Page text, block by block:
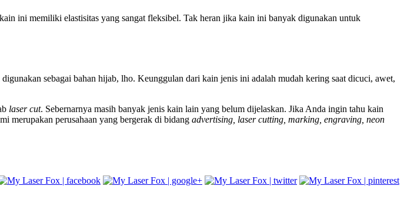
ini memiliki elastisitas yang sangat fleksibel. Tak heran jika kain ini banyak digunakan untuk
sebagai bahan hijab, lho. Keunggulan dari kain jenis ini adalah mudah kering saat dicuci, awet,
laser cut. Sebernarnya masih banyak jenis kain lain yang belum dijelaskan. Jika Anda ingin tahu kain
merupakan perusahaan yang bergerak di bidang advertising, laser cutting, marking, engraving, neon